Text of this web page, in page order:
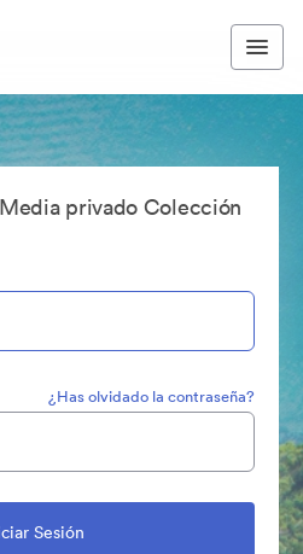
privado Colección
¿Has olvidado la contraseña?